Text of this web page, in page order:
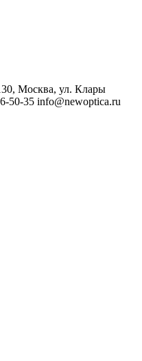
Москва, ул. Клары
50-35 info@newoptica.ru